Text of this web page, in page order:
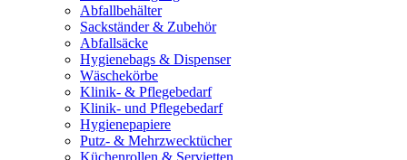
Abfallbehälter
Sackständer & Zubehör
Abfallsäcke
Hygienebags & Dispenser
Wäschekörbe
Klinik- & Pflegebedarf
Klinik- und Pflegebedarf
Hygienepapiere
Putz- & Mehrzwecktücher